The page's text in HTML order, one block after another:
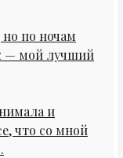
по ночам
— мой лучший
и
что со мной